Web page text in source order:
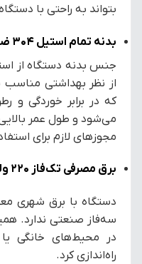
بتواند به راحتی با
بدنه تمام استیل 304 ضدزنگ
از نظر بهداشتی مناسب
که در برابر خوردگی و
می‌شود و طول عمر بالایی
مجوزهای لازم برای
برق مصرفی تک‌فاز ۲۲۰ ولت
دستگاه با برق شهری
سه‌فاز صنعتی ندارد.
در محیط‌های خانگی یا
راه‌اندازی کرد.